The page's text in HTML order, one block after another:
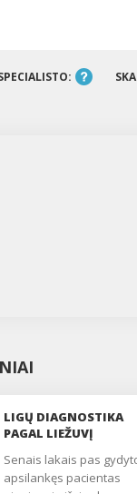
LIGŲ DIAGNOSTIKA
PAGAL LIEŽUVĮ
Senais lakais pas gydytoją
apsilankęs pacientas